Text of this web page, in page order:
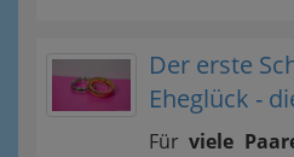
Der erste
Eheglück -
Fürviele